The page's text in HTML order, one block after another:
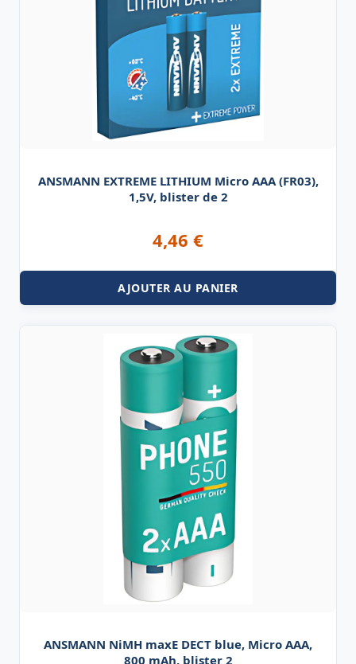
ANSMANN EXTREME LITHIUM Micro AAA (FR03),
1,5V, blister de 2
4,46 €
AJOUTER AU PANIER
ANSMANN NiMH maxE DECT blue, Micro AAA,
800 mAh, blister 2